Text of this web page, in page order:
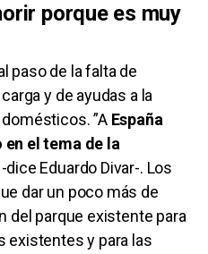
porque es muy
paso de la falta de
y de ayudas a la
”A España
el tema de la
-dice Eduardo Divar-. Los
dar un poco más de
del parque existente para
existentes y para las